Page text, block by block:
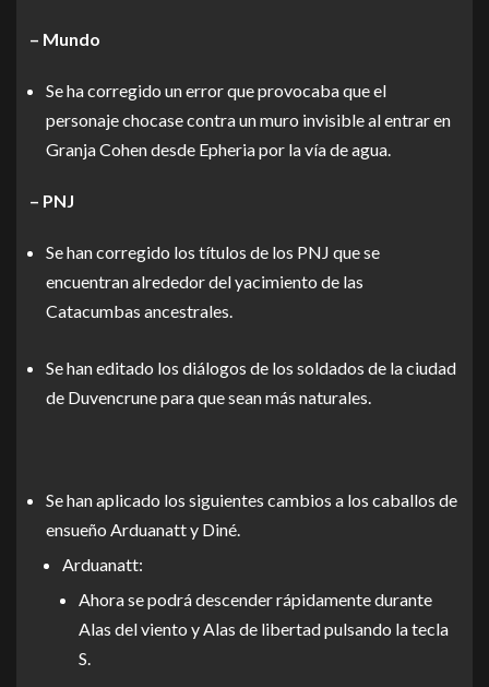
– Mundo
Se ha corregido un error que provocaba que el
personaje chocase contra un muro invisible al entrar en
Granja Cohen desde Epheria por la vía de agua.
– PNJ
Se han corregido los títulos de los PNJ que se
encuentran alrededor del yacimiento de las
Catacumbas ancestrales.
Se han editado los diálogos de los soldados de la ciudad
de Duvencrune para que sean más naturales.
Se han aplicado los siguientes cambios a los caballos de
ensueño Arduanatt y Diné.
Arduanatt:
Ahora se podrá descender rápidamente durante
Alas del viento y Alas de libertad pulsando la tecla
S.